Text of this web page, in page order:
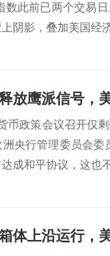
数此前已两个交易
阴影，叠加美国经
币政策会议召开仅
央行管理委员会委
成和平协议，这也
体上沿运行，